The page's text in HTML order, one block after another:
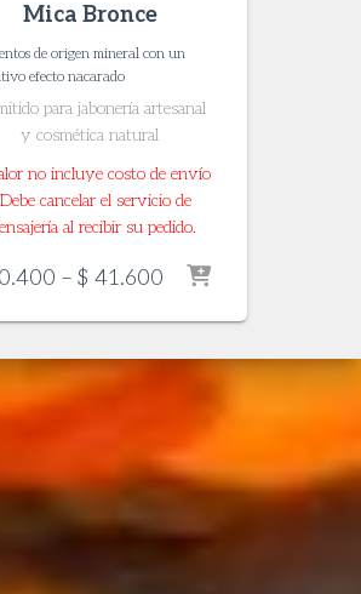
Mica Bronce
de origen mineral con un
efecto nacarado
para jabonería artesanal
y cosmética natural
no incluye costo de envío
cancelar el servicio de
al recibir su pedido.
– $ 41.600 Price
$ 10.400
through
$ 41.600